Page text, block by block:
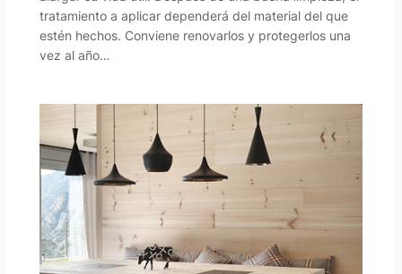
tratamiento a aplicar dependerá del material del que
estén hechos. Conviene renovarlos y protegerlos una
vez al año…